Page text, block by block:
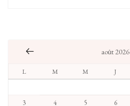
août 2026
L M M J
3
4 5 6